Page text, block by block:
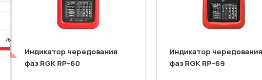
7690
Индикатор чередования
фаз RGK RP-60
Индикатор чередования
фаз RGK RP-69